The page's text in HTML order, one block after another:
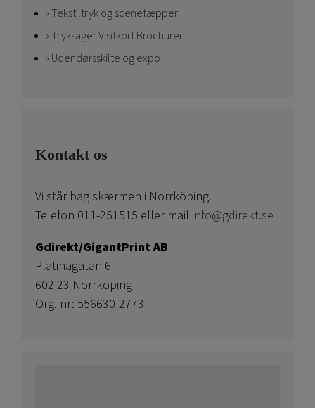
Tekstiltryk og scenetæpper
Tryksager Visitkort Brochurer
Udendørsskilte og expo
Kontakt os
Vi står bag skærmen i Norrköping.
Telefon 011-251515 eller mail info@gdirekt.se
Gdirekt/GigantPrint AB
Platinagatan 6
602 23 Norrköping
Org. nr: 556630-2773